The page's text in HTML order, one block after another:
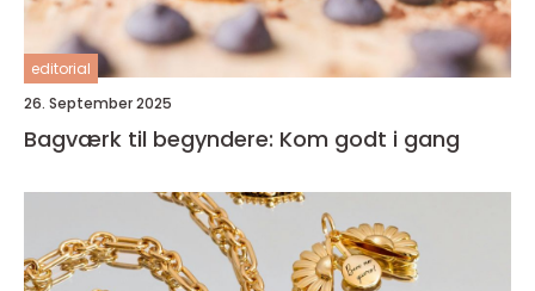
editorial
26. September 2025
Bagværk til begyndere: Kom godt i gang